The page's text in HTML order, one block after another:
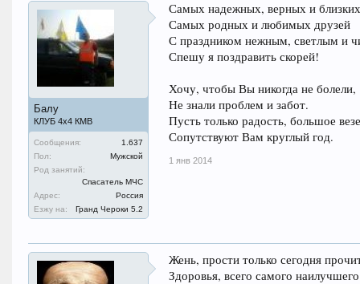
Балу
КЛУБ 4х4 КМВ
Сообщения:
1.637
Пол:
Мужской
Род занятий:
Спасатель МЧС
Адрес:
Россия
Езжу на:
Гранд Чероки 5.2
Самых надежных, верных и
Самых родных и любимых друзей
С праздником нежным, светлым и
Спешу я поздравить скорей!
Хочу, чтобы Вы никогда не болели,
Не знали проблем и забот.
Пусть только радость, большое
Сопутствуют Вам круглый год.
1 янв 2014
Жень, прости только сегодня
Здоровья, всего самого